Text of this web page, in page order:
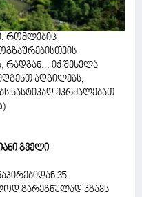
რომლებიც
რადგან... იქ შესვლა
ადგილებს,
სასტიკად ეკრძალებათ
)
გველი
35
გარეგნულად ჰგავს